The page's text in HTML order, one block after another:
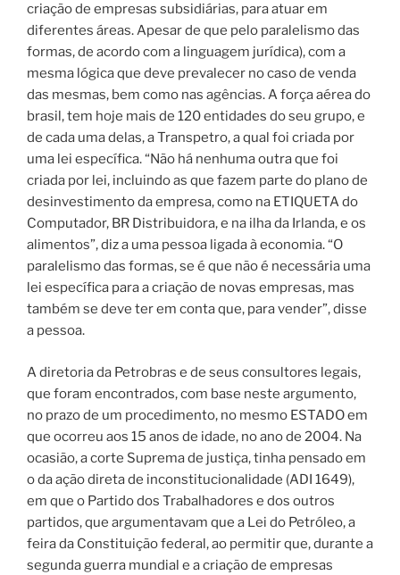
criação de empresas subsidiárias, para atuar em
diferentes áreas. Apesar de que pelo paralelismo das
formas, de acordo com a linguagem jurídica), com a
mesma lógica que deve prevalecer no caso de venda
das mesmas, bem como nas agências. A força aérea do
brasil, tem hoje mais de 120 entidades do seu grupo, e
de cada uma delas, a Transpetro, a qual foi criada por
uma lei específica. “Não há nenhuma outra que foi
criada por lei, incluindo as que fazem parte do plano de
desinvestimento da empresa, como na ETIQUETA do
Computador, BR Distribuidora, e na ilha da Irlanda, e os
alimentos”, diz a uma pessoa ligada à economia. “O
paralelismo das formas, se é que não é necessária uma
lei específica para a criação de novas empresas, mas
também se deve ter em conta que, para vender”, disse
a pessoa.
A diretoria da Petrobras e de seus consultores legais,
que foram encontrados, com base neste argumento,
no prazo de um procedimento, no mesmo ESTADO em
que ocorreu aos 15 anos de idade, no ano de 2004. Na
ocasião, a corte Suprema de justiça, tinha pensado em
o da ação direta de inconstitucionalidade (ADI 1649),
em que o Partido dos Trabalhadores e dos outros
partidos, que argumentavam que a Lei do Petróleo, a
feira da Constituição federal, ao permitir que, durante a
segunda guerra mundial e a criação de empresas